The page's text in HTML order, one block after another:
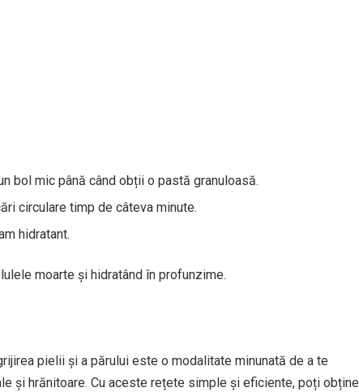
bol mic până când obții o pastă granuloasă.
circulare timp de câteva minute.
hidratant.
moarte și hidratând în profunzime.
pielii și a părului este o modalitate minunată de a te
și hrănitoare. Cu aceste rețete simple și eficiente, poți obține